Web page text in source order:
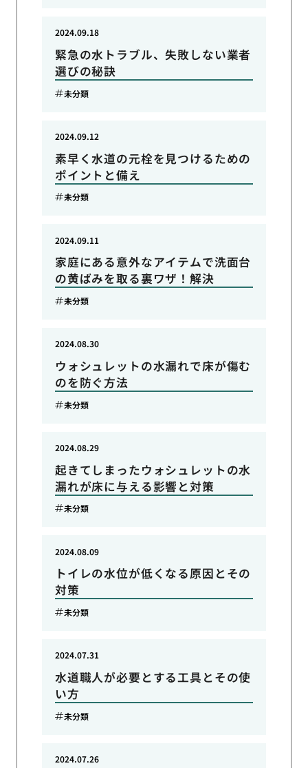
緊急の水トラブル、失敗しない業者
選びの秘訣
2024.09.18
未分類
素早く水道の元栓を見つけるための
ポイントと備え
2024.09.12
未分類
家庭にある意外なアイテムで洗面台
の黄ばみを取る裏ワザ！解決
2024.09.11
未分類
ウォシュレットの水漏れで床が傷む
のを防ぐ方法
2024.08.30
未分類
起きてしまったウォシュレットの水
漏れが床に与える影響と対策
2024.08.29
未分類
トイレの水位が低くなる原因とその
対策
2024.08.09
未分類
水道職人が必要とする工具とその使
い方
2024.07.31
未分類
2024.07.26